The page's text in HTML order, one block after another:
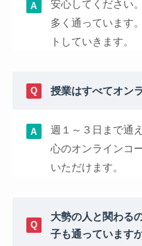
安心してください
多く通っています
トしていきます。
授業はすべてオン
週１～３日まで通
心のオンラインコ
いただけます。
大勢の人と関わる
子も通っています